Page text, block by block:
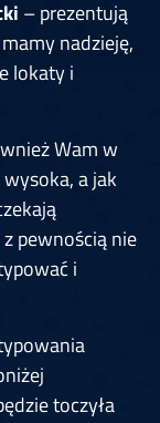
– prezentują
nadzieję,
lokaty i
Wam w
a jak
pewnością nie
i
toczyła